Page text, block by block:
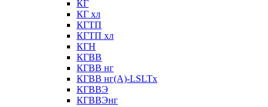
КГ
КГ хл
КГТП
КГТП хл
КГН
КГВВ
КГВВ нг
КГВВ нг(А)-LSLTx
КГВВЭ
КГВВЭнг